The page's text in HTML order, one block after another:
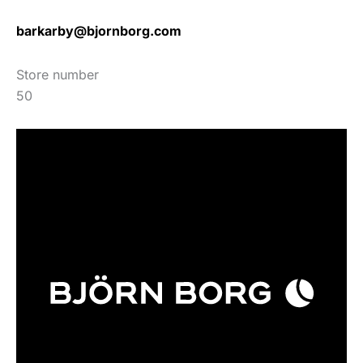
barkarby@bjornborg.com
Store number
50